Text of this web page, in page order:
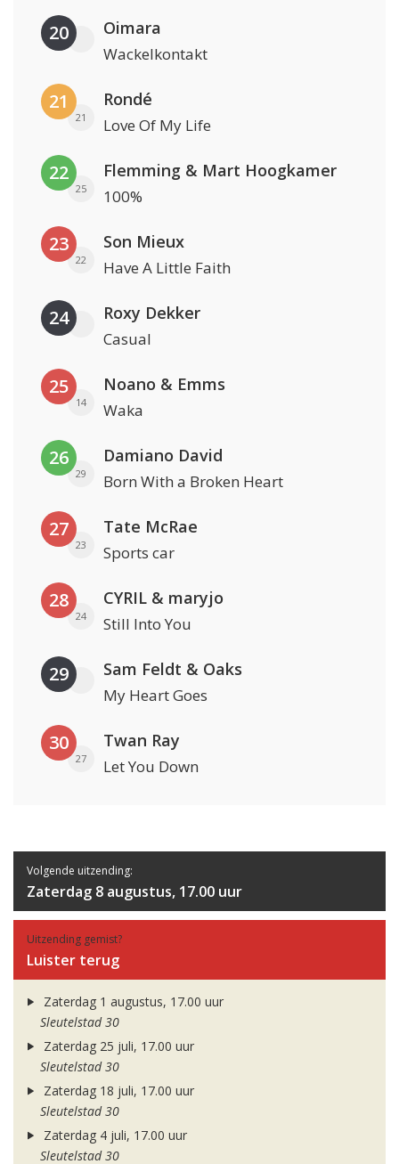
20 Oimara
Wackelkontakt
21
21
Rondé
Love Of My Life
22
25
Flemming & Mart Hoogkamer
100%
23
22
Son Mieux
Have A Little Faith
24 Roxy Dekker
Casual
25
14
Noano & Emms
Waka
26
29
Damiano David
Born With a Broken Heart
27
23
Tate McRae
Sports car
28
24
CYRIL & maryjo
Still Into You
29 Sam Feldt & Oaks
My Heart Goes
30
27
Twan Ray
Let You Down
Volgende uitzending:
Zaterdag 8 augustus, 17.00 uur
Uitzending gemist?
Luister terug
Zaterdag 1 augustus, 17.00 uur
Sleutelstad 30
Zaterdag 25 juli, 17.00 uur
Sleutelstad 30
Zaterdag 18 juli, 17.00 uur
Sleutelstad 30
Zaterdag 4 juli, 17.00 uur
Sleutelstad 30